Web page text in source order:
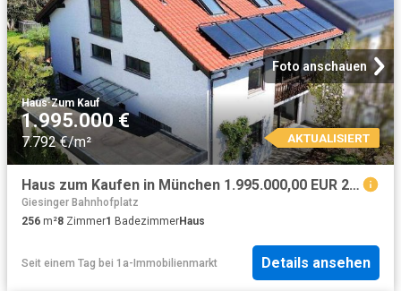
Foto anschauen
Haus·Zum Kauf
1.995.000 €
7.792 €/m² AKTUALISIERT
Haus zum Kaufen in München 1.995.000,00 EUR 256 m²
Giesinger Bahnhofplatz
256 m²8 Zimmer1 BadezimmerHaus
Seit einem Tag bei 1a-Immobilienmarkt Details ansehen